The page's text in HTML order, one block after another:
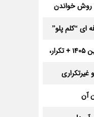
روش خواندن
ای “کلم پلو”
ساعت جدید پخش مردان آهنین 1405 + تکرار،
آن